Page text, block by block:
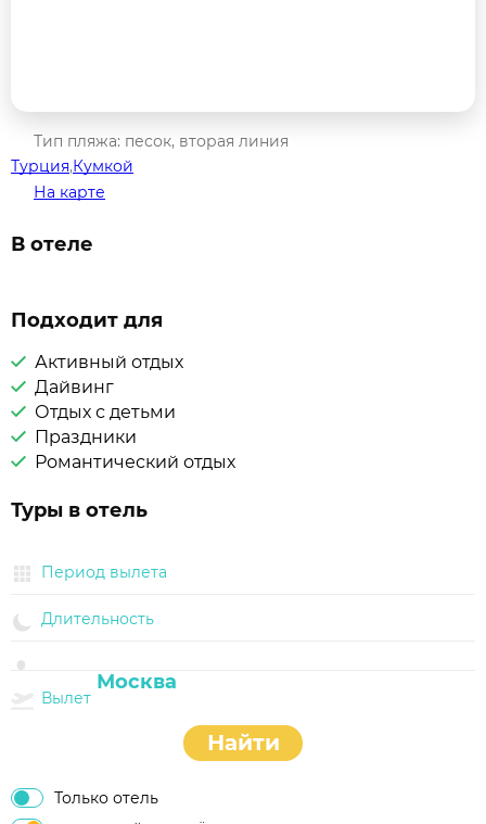
Тип пляжа: песок, вторая линия
Турция,Кумкой
На карте
В отеле
Подходит для
Активный отдых
Дайвинг
Отдых с детьми
Праздники
Романтический отдых
Туры в отель
Период вылета
Длительность
Вылет
Найти
Только отель